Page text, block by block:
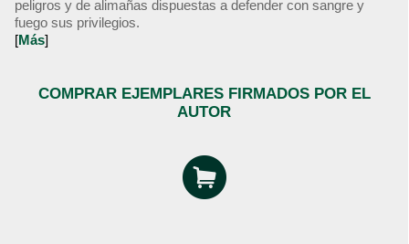
peligros y de alimañas dispuestas a defender con sangre y
fuego sus privilegios.
[Más]
COMPRAR EJEMPLARES FIRMADOS POR EL
AUTOR